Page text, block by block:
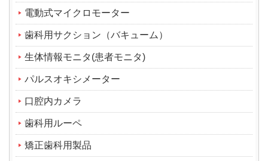
電動式マイクロモーター
歯科用サクション（バキューム）
生体情報モニタ(患者モニタ)
パルスオキシメーター
口腔内カメラ
歯科用ルーペ
矯正歯科用製品